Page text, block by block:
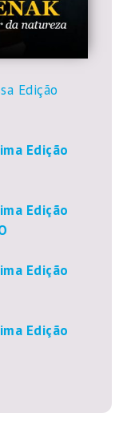
Edição
Edição
Edição
Edição
Edição